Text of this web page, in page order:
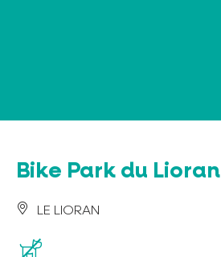
Bike Park du Lioran
LE LIORAN